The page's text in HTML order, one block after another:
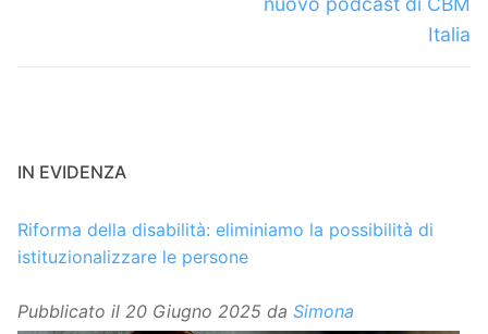
Italia
IN EVIDENZA
Riforma della disabilità: eliminiamo la possibilità di
istituzionalizzare le persone
Pubblicato il 20 Giugno 2025 da Simona